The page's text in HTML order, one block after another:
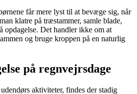
får mere lyst til at bevæge sig, når
klatre på træstammer, samle blade,
opdagelse. Det handler ikke om at
og bruge kroppen på en naturlig
på regnvejrsdage
aktiviteter, findes der stadig